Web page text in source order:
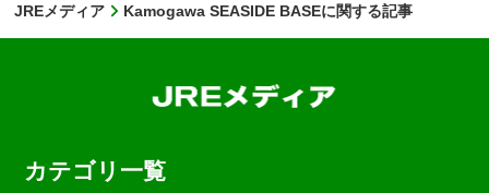
JREメディア Kamogawa SEASIDE BASEに関する記事
カテゴリ一覧